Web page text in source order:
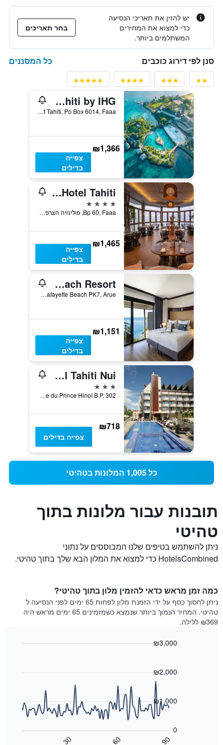
יש להזין את תאריכי הנסיעה
כדי למצוא את המחירים
המשתלמים ביותר.
בחר תאריכים
סנן לפי דירוג כוכבים כל המסננים
Intercontinental Hotels Resort Tahiti by IHG
Point Tahiti, Po Box 6014, Faaa, פולינזיה הצרפתית
₪1,366
צפייה
בדילים
Hilton Hotel Tahiti
4 כוכבים
Bp 60, Faaa, פולינזיה הצרפתית
₪1,465
צפייה
בדילים
Tahiti Pearl Beach Resort
Lafayette Beach PK7, Arue, פולינזיה הצרפתית
₪1,151
צפייה
בדילים
Hotel Tahiti Nui
3 כוכבים
Avenue du Prince Hinoï B.P. 302, פאפט, פולינזיה הצרפתית
₪718
צפייה בדילים
כל 1,005 המלונות בטהיטי
תובנות עבור מלונות בתוך
טהיטי
ניתן להשתמש בטיפים שלנו המבוססים על נתוני
HotelsCombined כדי למצוא את המלון הבא שלך בתוך טהיטי.
כמה זמן מראש כדאי להזמין מלון בתוך טהיטי?
ניתן לחסוך כסף על ידי הזמנת מלון לפחות 65 ימים לפני הנסיעה ל
טהיטי. המחיר הנמוך ביותר שנמצא כשמזמינים 65 ימים מראש היה
₪369 ללילה.
90
60
30
0
₪1,000
₪2,000
₪3,000